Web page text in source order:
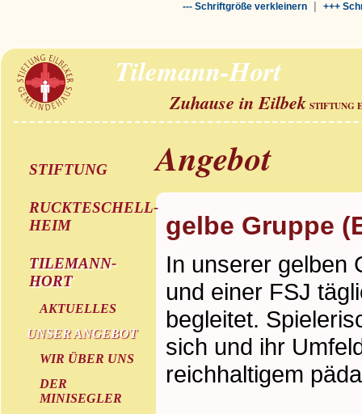
--- Schriftgröße verkleinern| +++
Tilemann-Hort
Zuhause in Eilbek STIFTUNG
STIFTUNG
RUCKTESCHELL-
HEIM
TILEMANN-
HORT
AKTUELLES
UNSER ANGEBOT
WIR ÜBER UNS
DER
MINISEGLER
Angebot
gelbe Gruppe
In unserer gelben
und einer FSJ
begleitet.
sich und ihr
reichhaltigem